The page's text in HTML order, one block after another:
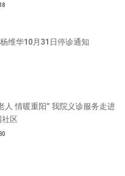
维华10月31日停诊通知
人 情暖重阳” 我院义诊服务走进
社区